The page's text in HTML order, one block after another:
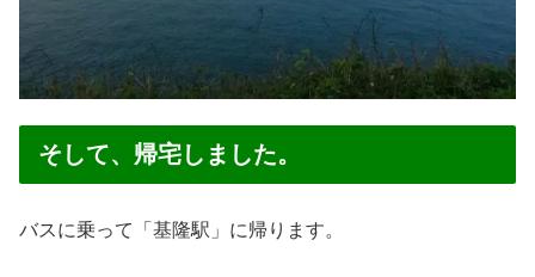
そして、帰宅しました。
バスに乗って「基隆駅」に帰ります。